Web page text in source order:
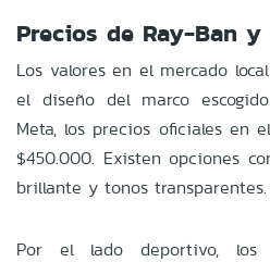
Precios de Ray-Ban
Los valores en el mercado
el diseño del marco
Meta, los precios oficiales en
$450.000. Existen opciones
brillante y tonos transparentes.
Por el lado deportivo, los